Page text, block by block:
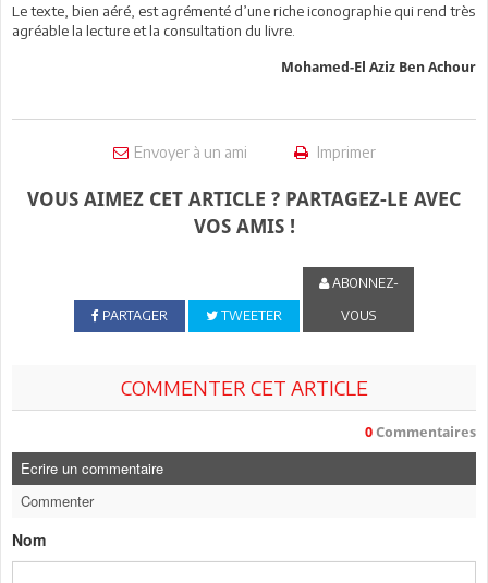
Le texte, bien aéré, est agrémenté d’une riche iconographie qui rend très
agréable la lecture et la consultation du livre.
Mohamed-El Aziz Ben Achour
Envoyer à un ami Imprimer
VOUS AIMEZ CET ARTICLE ? PARTAGEZ-LE AVEC
VOS AMIS !
PARTAGER TWEETER
ABONNEZ-
VOUS
COMMENTER CET ARTICLE
0 Commentaires
Ecrire un commentaire
Commenter
Nom